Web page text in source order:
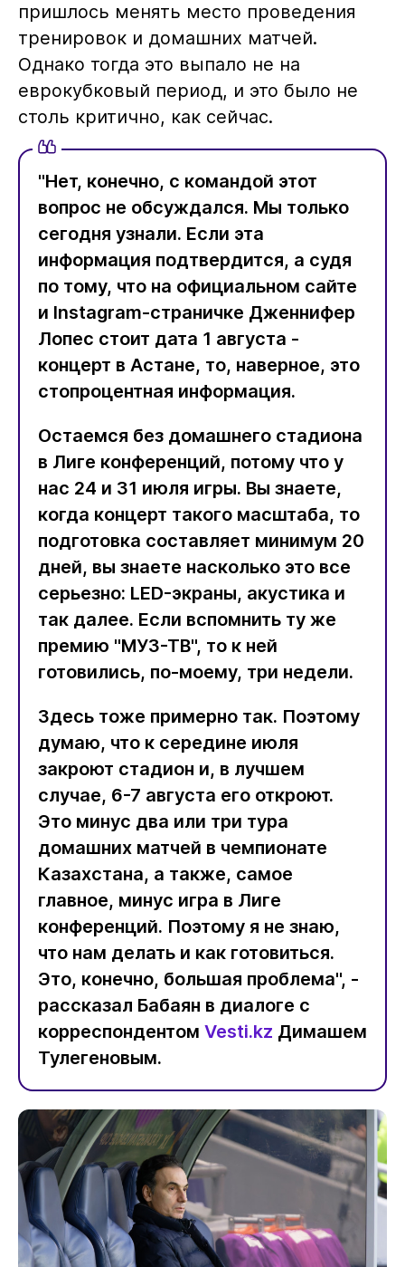
пришлось менять место проведения
тренировок и домашних матчей.
Однако тогда это выпало не на
еврокубковый период, и это было не
столь критично, как сейчас.
"Нет, конечно, с командой этот
вопрос не обсуждался. Мы только
сегодня узнали. Если эта
информация подтвердится, а судя
по тому, что на официальном сайте
и Instagram-страничке Дженнифер
Лопес стоит дата 1 августа -
концерт в Астане, то, наверное, это
стопроцентная информация.
Остаемся без домашнего стадиона
в Лиге конференций, потому что у
нас 24 и 31 июля игры. Вы знаете,
когда концерт такого масштаба, то
подготовка составляет минимум 20
дней, вы знаете насколько это все
серьезно: LED-экраны, акустика и
так далее. Если вспомнить ту же
премию "МУЗ-ТВ", то к ней
готовились, по-моему, три недели.
Здесь тоже примерно так. Поэтому
думаю, что к середине июля
закроют стадион и, в лучшем
случае, 6-7 августа его откроют.
Это минус два или три тура
домашних матчей в чемпионате
Казахстана, а также, самое
главное, минус игра в Лиге
конференций. Поэтому я не знаю,
что нам делать и как готовиться.
Это, конечно, большая проблема", -
рассказал Бабаян в диалоге с
корреспондентом Vesti.kz Димашем
Тулегеновым.